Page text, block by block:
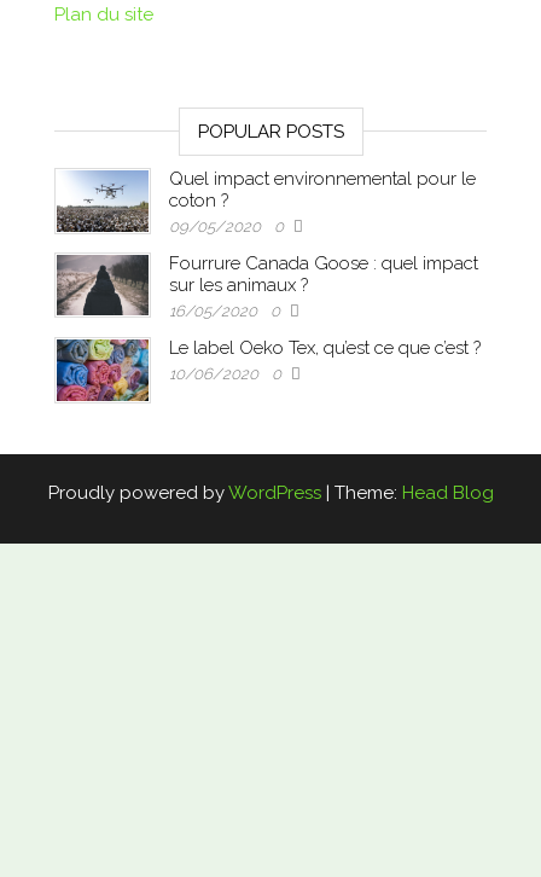
Plan du site
POPULAR POSTS
Quel impact environnemental pour le
coton ?
09/05/2020 0
Fourrure Canada Goose : quel impact
sur les animaux ?
16/05/2020 0
Le label Oeko Tex, qu’est ce que c’est ?
10/06/2020 0
Proudly powered byWordPress | Theme: Head Blog